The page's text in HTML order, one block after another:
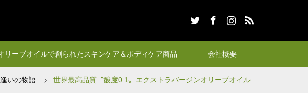
リーブオイルで創られたスキンケア＆ボディケア商品 会社概要
いの物語 世界最高品質〝酸度0.1〟エクストラバージンオリーブオイル